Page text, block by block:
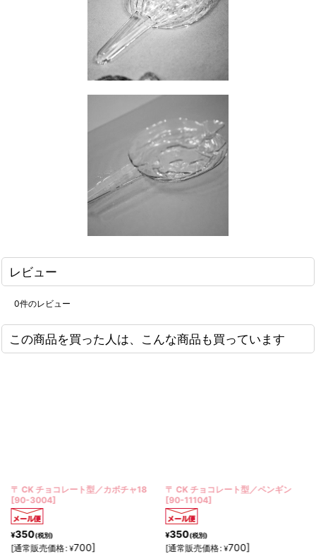
レビュー
0件のレビュー
この商品を買った人は、こんな商品も買っています
〒 CK チョコレート型／カボチャ18
90-3004]
¥350(税別)
通常販売価格: ¥700]
〒 CK チョコレート型／ペンギン
90-11104]
¥350(税別)
通常販売価格: ¥700]